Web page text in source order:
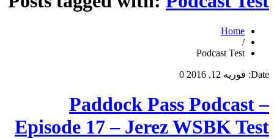
Home
/
Podcast Test
Date: فوریه 12, 2016 0
Paddock Pass Podcast –
Episode 17 – Jerez WSBK Test